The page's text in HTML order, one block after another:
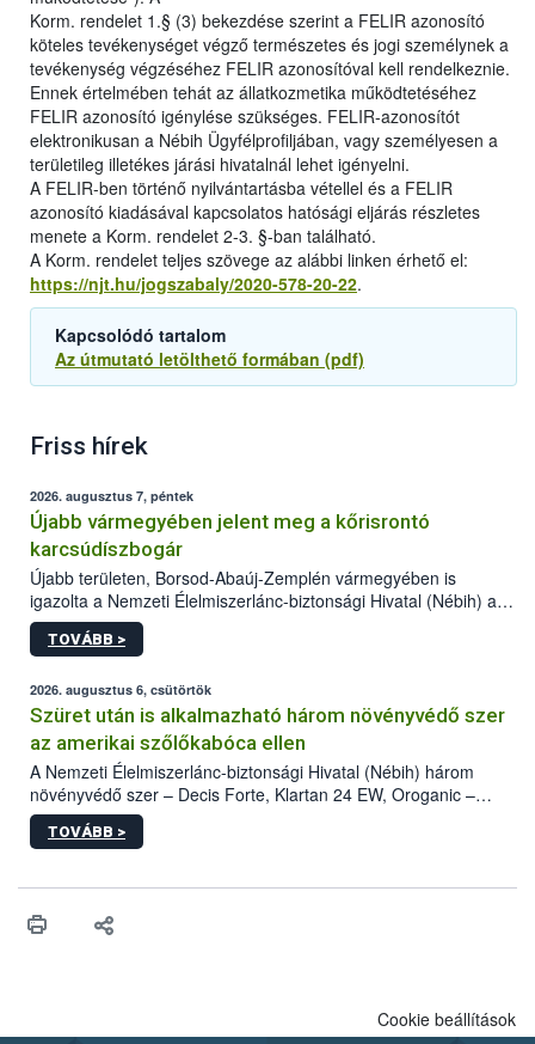
Korm. rendelet 1.§ (3) bekezdése szerint a FELIR azonosító
köteles tevékenységet végző természetes és jogi személynek a
tevékenység végzéséhez FELIR azonosítóval kell rendelkeznie.
Ennek értelmében tehát az állatkozmetika működtetéséhez
FELIR azonosító igénylése szükséges. FELIR-azonosítót
elektronikusan a Nébih Ügyfélprofiljában, vagy személyesen a
területileg illetékes járási hivatalnál lehet igényelni.
A FELIR-ben történő nyilvántartásba vétellel és a FELIR
azonosító kiadásával kapcsolatos hatósági eljárás részletes
menete a Korm. rendelet 2-3. §-ban található.
A Korm. rendelet teljes szövege az alábbi linken érhető el:
https://njt.hu/jogszabaly/2020-578-20-22.
Kapcsolódó tartalom
Az útmutató letölthető formában (pdf)
Friss hírek
2026. augusztus 7, péntek
Újabb vármegyében jelent meg a kőrisrontó
karcsúdíszbogár
Újabb területen, Borsod-Abaúj-Zemplén vármegyében is
igazolta a Nemzeti Élelmiszerlánc-biztonsági Hivatal (Nébih) a
kőrisrontó karcsúdíszbogár (Agrilus planipennis) jelenlétét. A
kártevőt nem csak színcsapdában találták meg, de már fertőzött
az intenzív felderítést, emellett az intézkedéseket a szlovák
hatósággal is összehangolják a terjedés megállítása érdekében.
TOVÁBB >
2026. augusztus 6, csütörtök
Szüret után is alkalmazható három növényvédő szer
az amerikai szőlőkabóca ellen
A Nemzeti Élelmiszerlánc-biztonsági Hivatal (Nébih) három
növényvédő szer – Decis Forte, Klartan 24 EW, Oroganic –
engedélyokiratát módosította, így azok a szüretet követően,
egészen a vesszőérettség (BBCH 91) stádiumáig
érésű szőlőkben is legyen lehetőség a károsító elleni további
felhasználók számára is elérhető és ökológiai termesztésben is
TOVÁBB >
Cookie beállítások